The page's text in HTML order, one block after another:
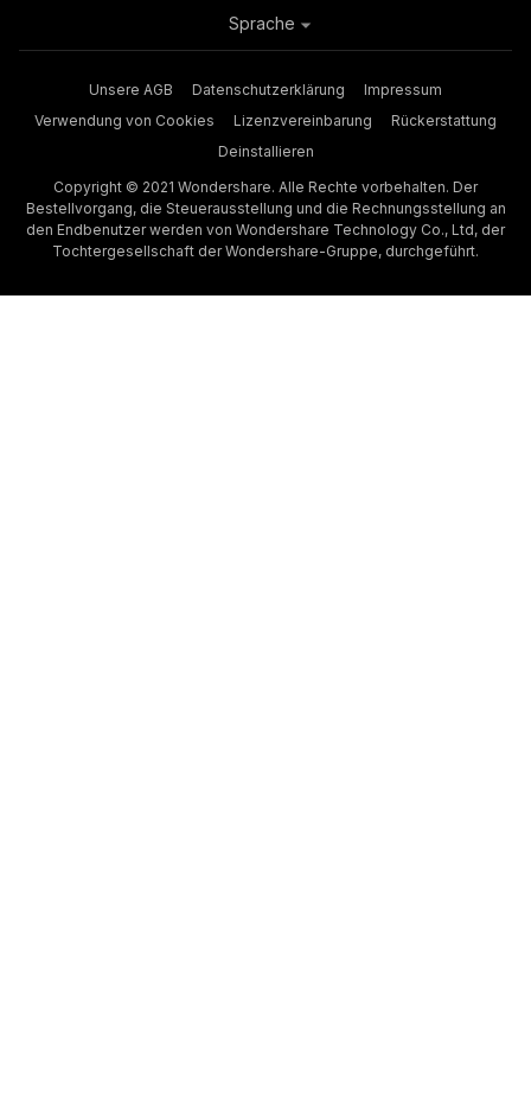
Unsere AGB Datenschutzerklärung
Impressum
Verwendung von Cookies
Lizenzvereinbarung
Rückerstattung
Deinstallieren
Copyright © 2021 Wondershare. Alle Rechte vorbehalten. Der
Bestellvorgang, die Steuerausstellung und die Rechnungsstellung an
den Endbenutzer werden von Wondershare Technology Co., Ltd, der
Tochtergesellschaft der Wondershare-Gruppe, durchgeführt.
Sprache